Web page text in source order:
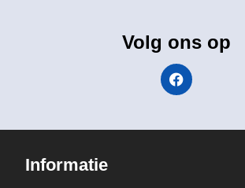
Volg ons op
Informatie